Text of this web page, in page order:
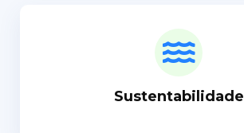
Sustentabilidade